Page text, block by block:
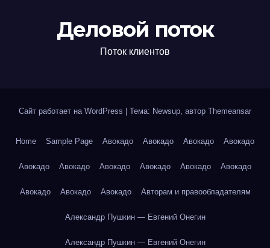
Деловой поток
Поток клиентов
Сайт работает на WordPress Тема: Newsup, автор Themeansar
Home Sample Page Авокадо Авокадо Авокадо Авокадо
Авокадо Авокадо Авокадо Авокадо Авокадо Авокадо
Авокадо Авокадо Авокадо Авторам и правообладателям
Александр Пушкин — Евгений Онегин
Александр Пушкин — Евгений Онегин